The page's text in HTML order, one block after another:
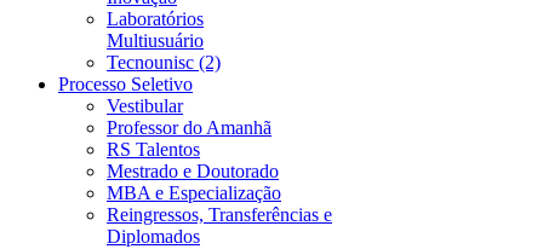
Laboratórios
Multiusuário
Tecnounisc (2)
Processo Seletivo
Vestibular
Professor do Amanhã
RS Talentos
Mestrado e Doutorado
MBA e Especialização
Reingressos, Transferências e
Diplomados